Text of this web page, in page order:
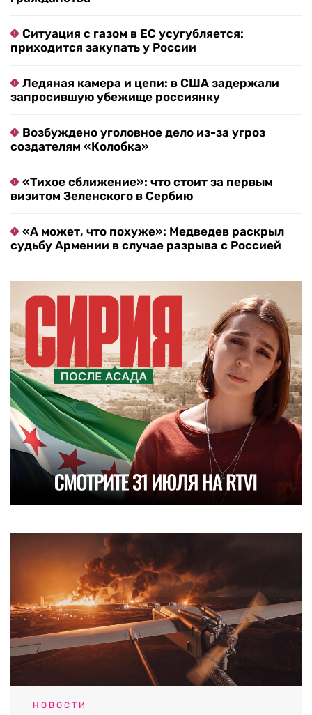
Ситуация с газом в ЕС усугубляется:
приходится закупать у России
Ледяная камера и цепи: в США задержали
запросившую убежище россиянку
Возбуждено уголовное дело из-за угроз
создателям «Колобка»
«Тихое сближение»: что стоит за первым
визитом Зеленского в Сербию
«А может, что похуже»: Медведев раскрыл
судьбу Армении в случае разрыва с Россией
НОВОСТИ